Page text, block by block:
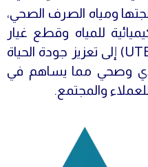
ومياه الصرف الصحي،
للمياه وقطع غيار
محطات التحلية. نهدف في (UTE) إلى تعزيز جودة الحياة
وصحي مما يساهم في
والمجتمع.